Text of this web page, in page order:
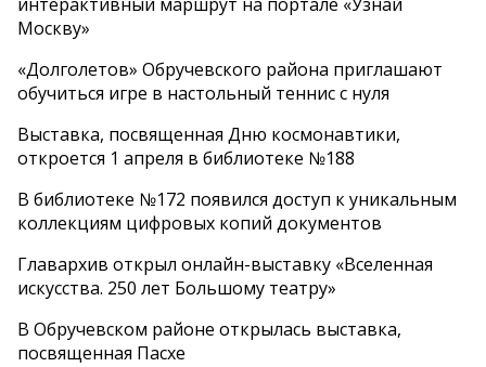
интерактивный маршрут на портале «Узнай
Москву»
«Долголетов» Обручевского района приглашают
обучиться игре в настольный теннис с нуля
Выставка, посвященная Дню космонавтики,
откроется 1 апреля в библиотеке №188
В библиотеке №172 появился доступ к уникальным
коллекциям цифровых копий документов
Главархив открыл онлайн-выставку «Вселенная
искусства. 250 лет Большому театру»
В Обручевском районе открылась выставка,
посвященная Пасхе